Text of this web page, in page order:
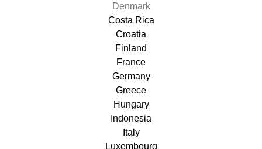
Denmark
Costa Rica
Croatia
Finland
France
Germany
Greece
Hungary
Indonesia
Italy
Luxembourg